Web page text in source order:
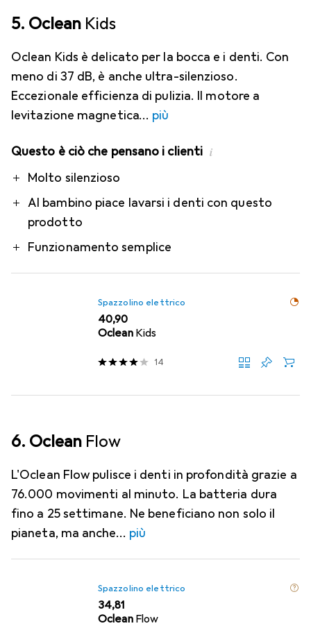
5. Oclean Kids
Oclean Kids è delicato per la bocca e i denti. Con
meno di 37 dB, è anche ultra-silenzioso.
Eccezionale efficienza di pulizia. Il motore a
levitazione magnetica
più
Questo è ciò che pensano i clienti i
ProMolto silenzioso
Al bambino piace lavarsi i denti con questo
prodotto
Funzionamento semplice
Spazzolino elettrico
EUR
40,90
Oclean Kids
14
6. Oclean Flow
L'Oclean Flow pulisce i denti in profondità grazie a
76.000 movimenti al minuto. La batteria dura
fino a 25 settimane. Ne beneficiano non solo il
pianeta, ma anche
più
Spazzolino elettrico
EUR
34,81
Oclean Flow